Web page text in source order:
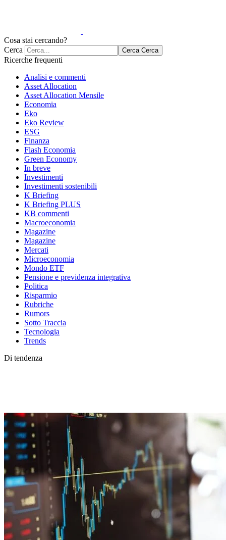
Cosa stai cercando?
Cerca
Cerca Cerca
Ricerche frequenti
Analisi e commenti
Asset Allocation
Asset Allocation Mensile
Economia
Eko
Eko Review
ESG
Finanza
Flash Economia
Green Economy
In breve
Investimenti
Investimenti sostenibili
K Briefing
K Briefing PLUS
KB commenti
Macroeconomia
Magazine
Magazine
Mercati
Microeconomia
Mondo ETF
Pensione e previdenza integrativa
Politica
Risparmio
Rubriche
Rumors
Sotto Traccia
Tecnologia
Trends
Di tendenza